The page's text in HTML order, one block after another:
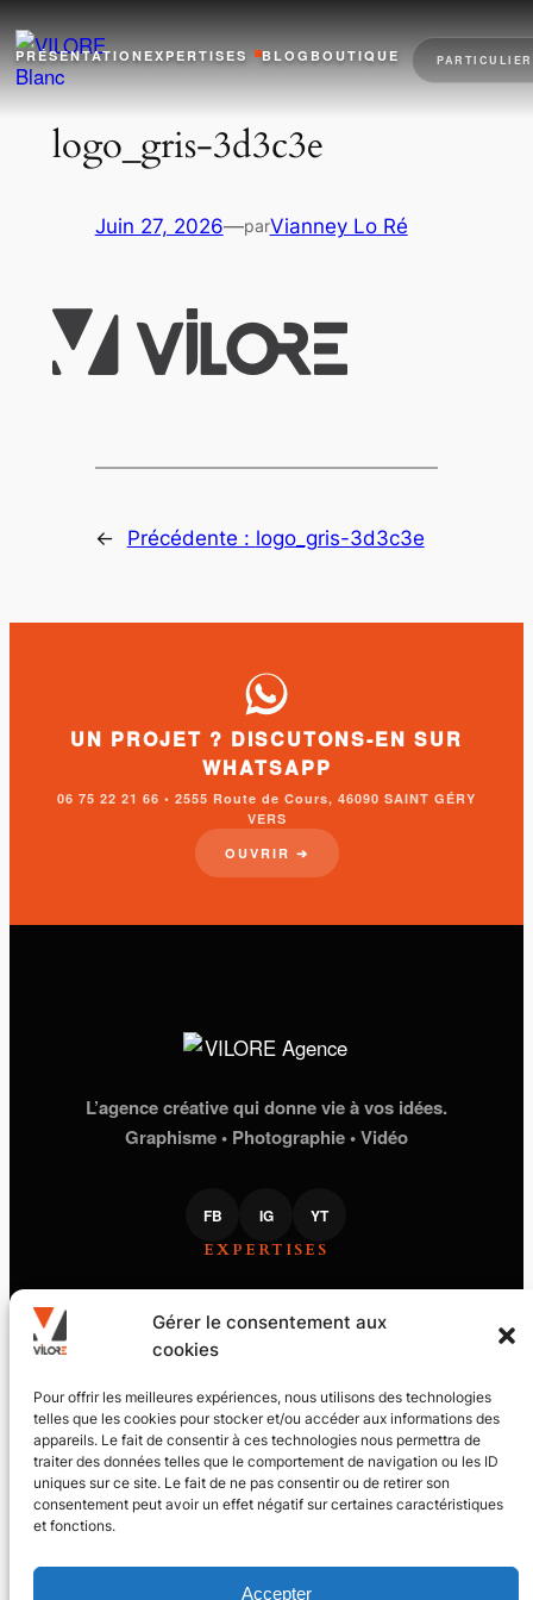
Gérer le consentement aux
cookies
Pour offrir les meilleures expériences, nous utilisons des technologies
telles que les cookies pour stocker et/ou accéder aux informations des
appareils. Le fait de consentir à ces technologies nous permettra de
traiter des données telles que le comportement de navigation ou les ID
uniques sur ce site. Le fait de ne pas consentir ou de retirer son
consentement peut avoir un effet négatif sur certaines caractéristiques
et fonctions.
Accepter
Aller
au
contenu
PRÉSENTATION EXPERTISES BLOG BOUTIQUE PARTICULIER
logo_gris-3d3c3e
Juin 27, 2026—parVianney Lo Ré
← Précédente : logo_gris-3d3c3e
UN PROJET ? DISCUTONS-EN SUR
WHATSAPP
06 75 22 21 66 • 2555 Route de Cours, 46090 SAINT GÉRY
VERS
OUVRIR ➔
L’agence créative qui donne vie à vos idées.
Graphisme • Photographie • Vidéo
FB IG
YT
EXPERTISES
PHOTOGRAPHIE
PRODUCTION VIDÉO
VILORE
LE JOURNAL
L’ACADÉMIE
CONTACT
MENTIONS LÉGALES